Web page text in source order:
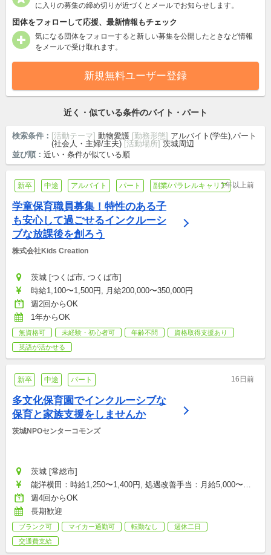
に入りの募集の締め切りが近づくとメールでお知らせします。
団体をフォローして応援、最新情報もチェック
気になる団体をフォローすると新しい募集を公開したときなど情報
をメールで受け取れます。
新規無料ユーザー登録
近く・似ている条件のバイト・パート
検索条件： [活動テーマ] 動物愛護 [勤務形態] アルバイト(学生),パート
(社会人・主婦/主夫) [活動場所] 茨城周辺
並び順： 近い・条件が似ている順
新卒 中途 アルバイト パート 副業/パラレルキャリア1年以上前
学童保育職員募集！特性のある子
も安心して過ごせるインクルーシ
ブな放課後を創ろう
茨城 [つくば市, つくば市]
時給1,100〜1,500円, 月給200,000〜350,000円
週2回からOK
1年からOK
無資格可 未経験・初心者可 年齢不問
資格取得支援あり
英語が活かせる
新卒 中途 パート 16日前
多文化保育園でインクルーシブな
保育と家族支援をしませんか
茨城NPOセンターコモンズ
茨城 [常総市]
能洋横田：時給1,250〜1,400円, 処遇改善手当：月給5,000〜
10,000円
週4回からOK
長期歓迎
ブランク可 マイカー通勤可 転勤なし
週休二日
交通費支給